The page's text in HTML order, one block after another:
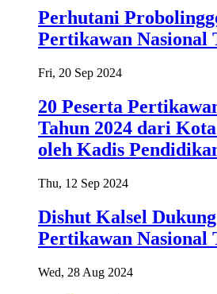
Perhutani
Pertikawan Nasional
Fri, 20 Sep 2024
20 Peserta
Tahun 2024 dari
oleh Kadis
Thu, 12 Sep 2024
Dishut Kalsel
Pertikawan Nasional
Wed, 28 Aug 2024